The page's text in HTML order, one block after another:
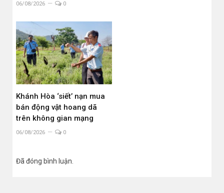
06/08/2026 0
Khánh Hòa ‘siết’ nạn mua
bán động vật hoang dã
trên không gian mạng
06/08/2026 0
Đã đóng bình luận.